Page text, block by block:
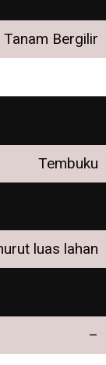
Tanam Bergilir
Tembuku
luas lahan
–